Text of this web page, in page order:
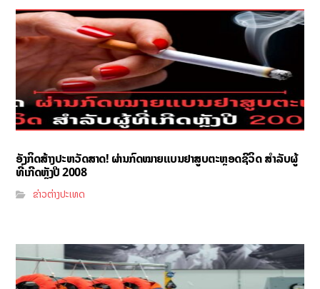
ອັງກິດສ້າງປະຫວັດສາດ! ຜ່ານກົດໝາຍແບນຢາສູບຕະຫຼອດຊີວິດ ສຳລັບຜູ້
ທີ່ເກີດຫຼັງປີ 2008
ຂ່າວຕ່າງປະເທດ